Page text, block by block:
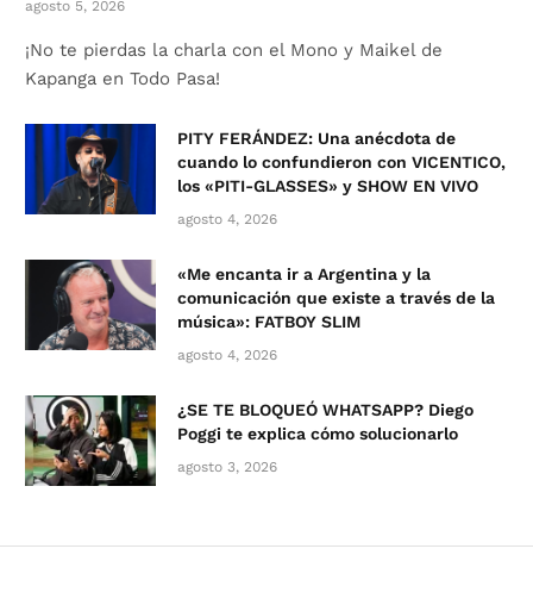
agosto 5, 2026
¡No te pierdas la charla con el Mono y Maikel de
Kapanga en Todo Pasa!
PITY FERÁNDEZ: Una anécdota de
cuando lo confundieron con VICENTICO,
los «PITI-GLASSES» y SHOW EN VIVO
agosto 4, 2026
«Me encanta ir a Argentina y la
comunicación que existe a través de la
música»: FATBOY SLIM
agosto 4, 2026
¿SE TE BLOQUEÓ WHATSAPP? Diego
Poggi te explica cómo solucionarlo
agosto 3, 2026